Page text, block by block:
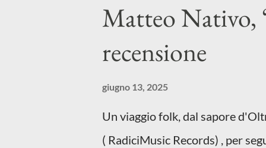
disorientamento e tensioni
e perfino di esistere, sotto il
anche quando l’aria sembra
d’intenti: Cico Messina apre il
composizi...
Matteo Nativo,
recensione
giugno 13, 2025
Un viaggio folk, dal sapore
( RadiciMusic Records) , per